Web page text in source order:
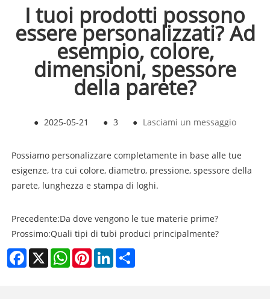
I tuoi prodotti possono
essere personalizzati? Ad
esempio, colore,
dimensioni, spessore
della parete?
● 2025-05-21 ● 3 ● Lasciami un messaggio
Possiamo personalizzare completamente in base alle tue
esigenze, tra cui colore, diametro, pressione, spessore della
parete, lunghezza e stampa di loghi.
Precedente:Da dove vengono le tue materie prime?
Prossimo:Quali tipi di tubi produci principalmente?
Facebook
X WhatsAppPinterestLinkedIn